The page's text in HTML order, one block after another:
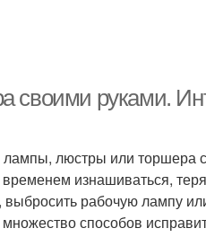
своими руками.
люстры или торшера
изнашиваться,
рабочую лампу
способов